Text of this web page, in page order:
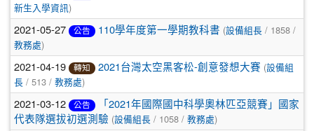
新生入學資訊)
2021-05-27 公告 110學年度第一學期教科書 (設備組長 / 1858 /
教務處)
2021-04-19 轉知 2021台灣太空黑客松-創意發想大賽 (設備組
長 / 513 / 教務處)
2021-03-12 公告
「2021年國際國中科學奧林匹亞競賽」國家
代表隊選拔初選測驗 (設備組長 / 1058 / 教務處)